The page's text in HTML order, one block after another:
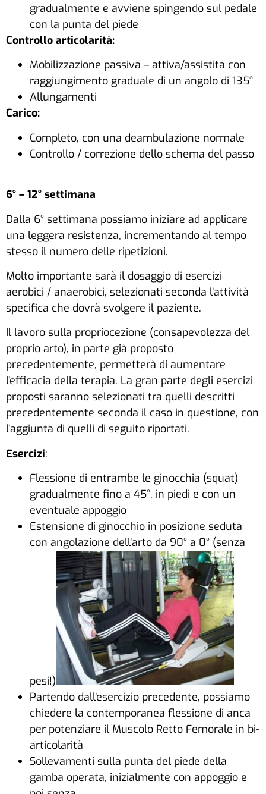
gradualmente e avviene spingendo sul pedale
con la punta del piede
Controllo articolarità:
Mobilizzazione passiva – attiva/assistita con
raggiungimento graduale di un angolo di 135°
Allungamenti
Carico:
Completo, con una deambulazione normale
Controllo / correzione dello schema del passo
6° – 12° settimana
Dalla 6° settimana possiamo iniziare ad applicare
una leggera resistenza, incrementando al tempo
stesso il numero delle ripetizioni.
Molto importante sarà il dosaggio di esercizi
aerobici / anaerobici, selezionati seconda l’attività
specifica che dovrà svolgere il paziente.
Il lavoro sulla propriocezione (consapevolezza del
proprio arto), in parte già proposto
precedentemente, permetterà di aumentare
l’efficacia della terapia. La gran parte degli esercizi
proposti saranno selezionati tra quelli descritti
precedentemente seconda il caso in questione, con
l’aggiunta di quelli di seguito riportati.
Esercizi:
Flessione di entrambe le ginocchia (squat)
gradualmente fino a 45°, in piedi e con un
eventuale appoggio
Estensione di ginocchio in posizione seduta
con angolazione dell’arto da 90° a 0° (senza
pesi!)
Partendo dall’esercizio precedente, possiamo
chiedere la contemporanea flessione di anca
per potenziare il Muscolo Retto Femorale in bi-
articolarità
Sollevamenti sulla punta del piede della
gamba operata, inizialmente con appoggio e